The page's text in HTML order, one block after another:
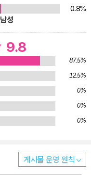
0.8%
남성
9.8
87.5%
12.5%
0%
0%
0%
게시물 운영 원칙